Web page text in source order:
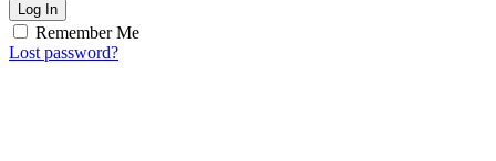
Log In
Remember Me
Lost password?